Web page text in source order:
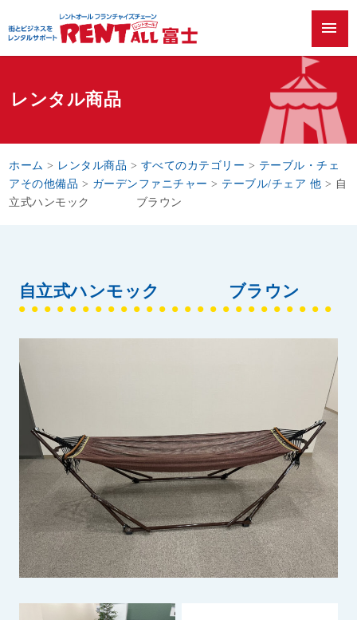
menu
レンタル商品
ホーム > レンタル商品 > すべてのカテゴリー > テーブル・チェ
アその他備品 > ガーデンファニチャー > テーブル/チェア 他 > 自
立式ハンモック ブラウン
自立式ハンモック ブラウン